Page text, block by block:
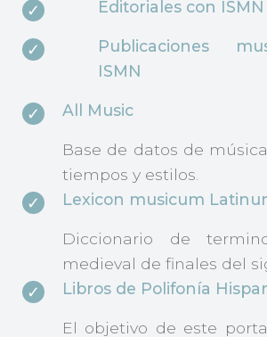
Editoriales con ISMN
Publicaciones
ISMN
All Music
Base de datos de
tiempos y estilos.
Lexicon musicum
Diccionario de
medieval de finales del
Libros de Polifonía
El objetivo de este